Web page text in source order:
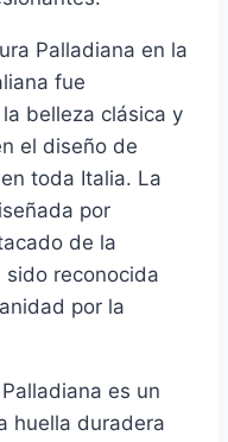
Palladiana en la
fue
belleza clásica y
el diseño de
toda Italia. La
por
de la
sido reconocida
por la
es un
huella duradera